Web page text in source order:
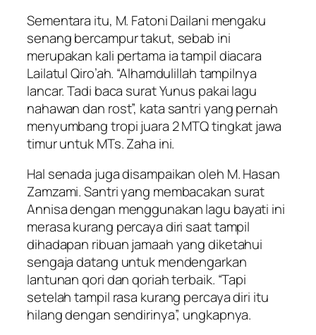
Sementara itu, M. Fatoni Dailani mengaku
senang bercampur takut, sebab ini
merupakan kali pertama ia tampil diacara
Lailatul Qiro’ah. “Alhamdulillah tampilnya
lancar. Tadi baca surat Yunus pakai lagu
nahawan dan rost”, kata santri yang pernah
menyumbang tropi juara 2 MTQ tingkat jawa
timur untuk MTs. Zaha ini.
Hal senada juga disampaikan oleh M. Hasan
Zamzami. Santri yang membacakan surat
Annisa dengan menggunakan lagu bayati ini
merasa kurang percaya diri saat tampil
dihadapan ribuan jamaah yang diketahui
sengaja datang untuk mendengarkan
lantunan qori dan qoriah terbaik. “Tapi
setelah tampil rasa kurang percaya diri itu
hilang dengan sendirinya”, ungkapnya.